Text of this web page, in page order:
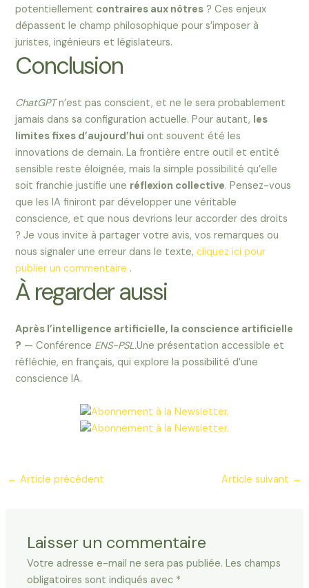
potentiellement contraires aux nôtres ? Ces enjeux
dépassent le champ philosophique pour s’imposer à
juristes, ingénieurs et législateurs.
Conclusion
ChatGPTn’est pas conscient, et ne le sera probablement
jamais dans sa configuration actuelle. Pour autant, les
limites fixes d’aujourd’hui ont souvent été les
innovations de demain. La frontière entre outil et entité
sensible reste éloignée, mais la simple possibilité qu’elle
soit franchie justifie une réflexion collective. Pensez-vous
que les IA finiront par développer une véritable
conscience, et que nous devrions leur accorder des droits
? Je vous invite à partager votre avis, vos remarques ou
nous signaler une erreur dans le texte,cliquez ici pour
publier un commentaire .
À regarder aussi
Après l’intelligence artificielle, la conscience artificielle
? — Conférence ENS-PSL.Une présentation accessible et
réfléchie, en français, qui explore la possibilité d’une
conscience IA.
← Article précédent Article suivant →
Laisser un commentaire
Votre adresse e-mail ne sera pas publiée. Les champs
obligatoires sont indiqués avec *